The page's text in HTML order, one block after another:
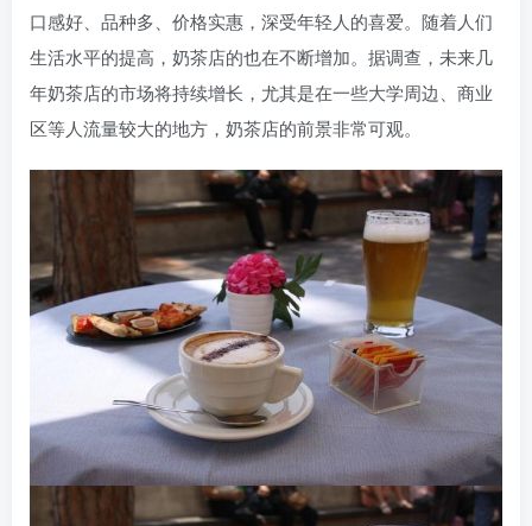
口感好、品种多、价格实惠，深受年轻人的喜爱。随着人们
生活水平的提高，奶茶店的也在不断增加。据调查，未来几
年奶茶店的市场将持续增长，尤其是在一些大学周边、商业
区等人流量较大的地方，奶茶店的前景非常可观。